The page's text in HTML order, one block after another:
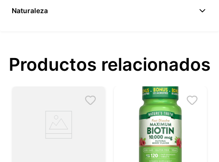
Naturaleza
Productos relacionados